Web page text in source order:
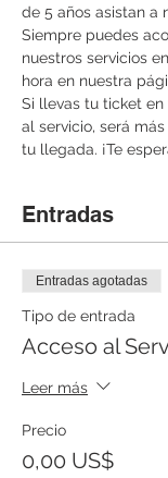
de 5 años asistan a
Siempre puedes
nuestros servicios
hora en nuestra
Si llevas tu ticket
al servicio, será
tu llegada. ¡Te
Entradas
Entradas agotadas
Tipo de entrada
Acceso al
Leer más
Precio
0,00 US$